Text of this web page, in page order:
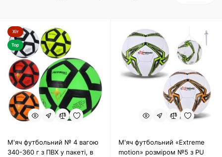
Хіт
Top
М'яч футбольний № 4 вагою
340-360 г з ПВХ у пакеті, в
М'яч футбольний «Extreme
motion» розміром №5 з PU